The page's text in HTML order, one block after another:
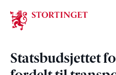
Stortinget.no
Statsbudsjettet